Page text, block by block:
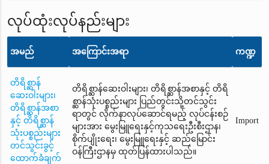
လုပ်ထုံးလုပ်နည်းများ
အမည် အကြောင်းအရာ ကဏ္ဍ
တိရိစ္ဆာန်
ဆေးဝါးများ၊
တိရိစ္ဆာန်အစာ
နှင့် တိရိစ္ဆာန်
သုံးပစ္စည်းများ
တင်သွင်းခွင့်
ထောက်ခံချက်
တိရိစ္ဆာန်ဆေးဝါးများ၊ တိရိစ္ဆာန်အစာနှင့် တိရိ
စ္ဆာန်သုံးပစ္စည်းများ ပြည်တွင်းသို့တင်သွင်း
ရာတွင် လိုက်နာလုပ်ဆောင်ရမည့် လုပ်ငန်းစဉ်
များအား မွေးမြူရေးနှင့်ကုသရေးဦးစီးဌာန၊
စိုက်ပျိုးရေး၊ မွေးမြူရေးနှင့် ဆည်မြောင်း
ဝန်ကြီးဌာနမှ ထုတ်ပြန်ထားပါသည်။
Import